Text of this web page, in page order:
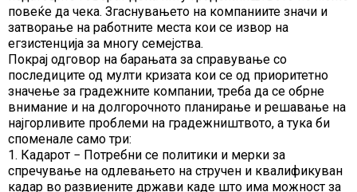
повеќе да чека. Згаснувањето на компаниите значи и
затворање на работните места кои се извор на
егзистенција за многу семејства.
Покрај одговор на барањата за справување со
последиците од мулти кризата кои се од приоритетно
значење за градежните компании, треба да се обрне
внимание и на долгорочното планирање и решавање на
најгорливите проблеми на градежништвото, а тука би
споменале само три:
1. Кадарот − Потребни се политики и мерки за
спречување на одлевањето на стручен и квалификуван
кадар во развиените држави каде што има можност за